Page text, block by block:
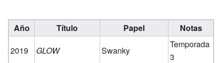
Año Título Papel
Notas
2019
GLOW Swanky
Temporada
3